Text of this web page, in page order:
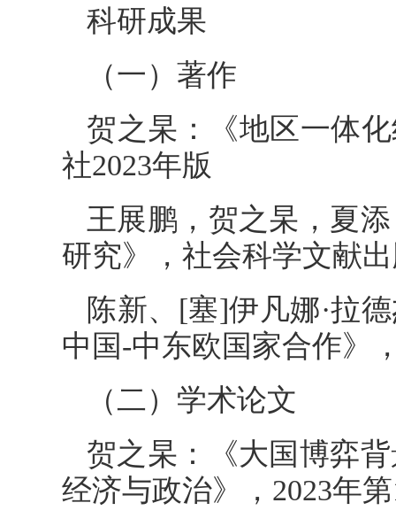
科研成果
（一）著作
贺之杲：《地区一体
社2023年版
王展鹏，贺之杲，夏
研究》，社会科学文献
陈新、[塞]伊凡娜·拉
中国-中东欧国家合作》
（二）学术论文
贺之杲：《大国博弈
经济与政治》，2023年